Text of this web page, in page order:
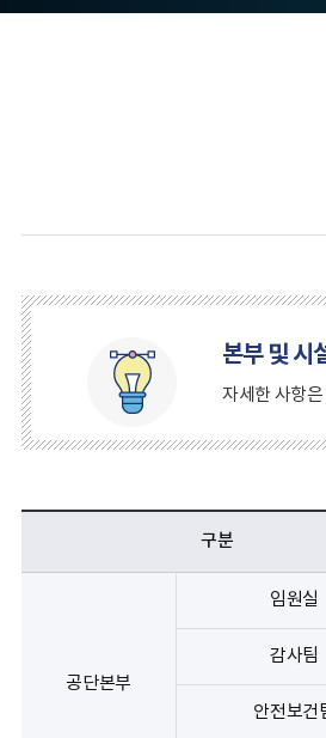
본부 및 시설별 연락처
본부 및 시
자세한 사항
구분
공단본부
임원실
감사팀
안전보건